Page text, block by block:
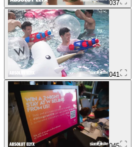
037
041